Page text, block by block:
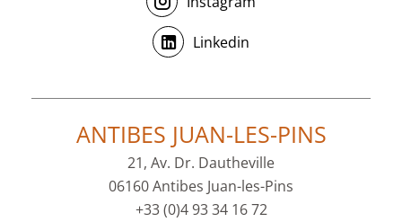
Linkedin
ANTIBES JUAN-LES-PINS
21, Av. Dr. Dautheville
06160 Antibes Juan-les-Pins
+33 (0)4 93 34 16 72